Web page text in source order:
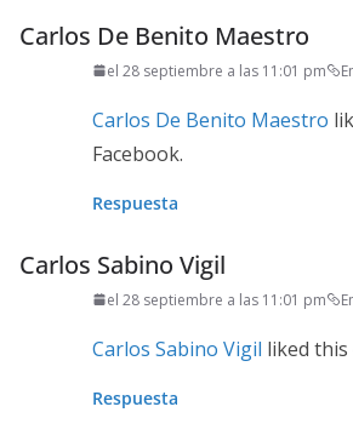
Carlos De Benito Maestro
el 28 septiembre a las 11:01 pm
Carlos De Benito Maestro
Facebook.
Respuesta
Carlos Sabino Vigil
el 28 septiembre a las 11:01 pm
Carlos Sabino Vigil liked this
Respuesta